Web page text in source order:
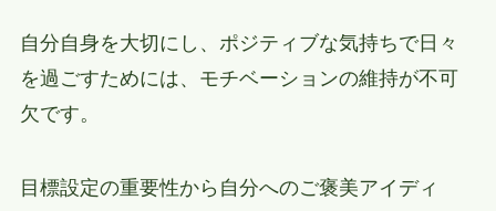
自分自身を大切にし、ポジティブな気持ちで日々
を過ごすためには、モチベーションの維持が不可
欠です。
目標設定の重要性から自分へのご褒美アイディ